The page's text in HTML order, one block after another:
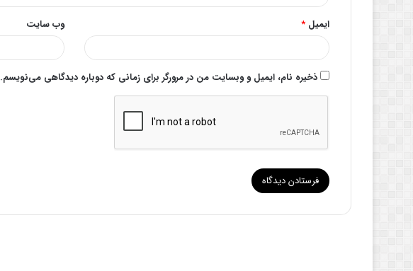
ایمیل * وب‌ سایت
ذخیره نام، ایمیل و وبسایت من در مرورگر برای زمانی که دوباره دیدگاهی می‌نویسم.